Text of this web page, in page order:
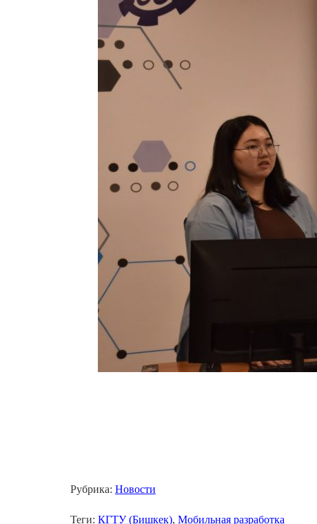
Рубрика: Новости
Теги: КГТУ (Бишкек), Мобильная разработка